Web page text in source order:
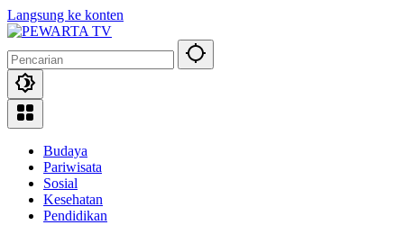
Langsung ke konten
Budaya
Pariwisata
Sosial
Kesehatan
Pendidikan